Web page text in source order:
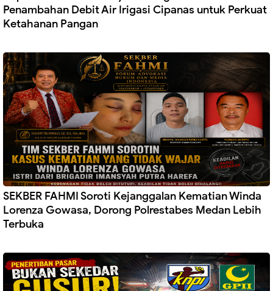
Penambahan Debit Air Irigasi Cipanas untuk Perkuat
Ketahanan Pangan
SEKBER FAHMI Soroti Kejanggalan Kematian Winda
Lorenza Gowasa, Dorong Polrestabes Medan Lebih
Terbuka